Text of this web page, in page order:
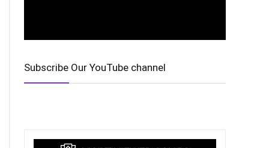
Subscribe Our YouTube channel